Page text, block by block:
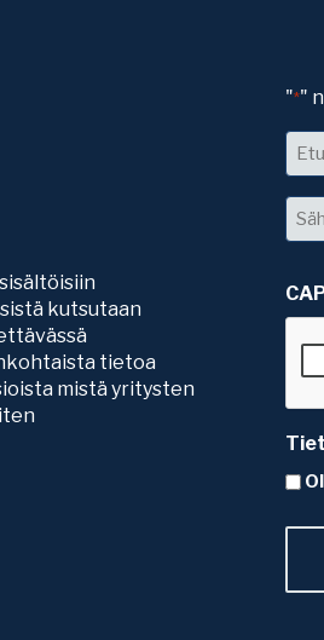
kutsutaan
tietoa
mistä yritysten
"*"
Nimi
*